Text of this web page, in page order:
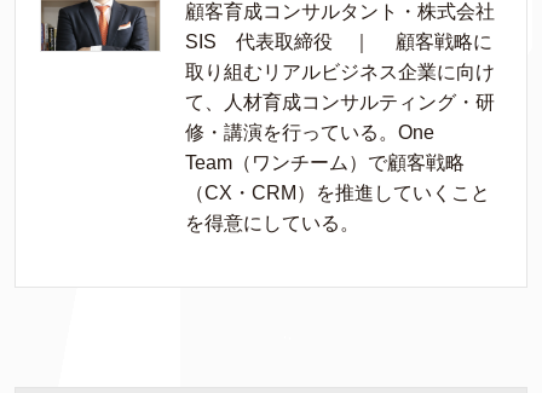
顧客育成コンサルタント・株式会社
SIS 代表取締役 ｜ 顧客戦略に
取り組むリアルビジネス企業に向け
て、人材育成コンサルティング・研
修・講演を行っている。One
Team（ワンチーム）で顧客戦略
（CX・CRM）を推進していくこと
を得意にしている。